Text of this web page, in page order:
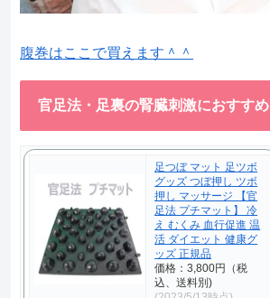
腹巻はここで買えます＾＾
官足法・足裏の腎臓刺激におすすめ
足つぼ マット 足ツボ
グッズ つぼ押し ツボ
押し マッサージ 【官
足法 プチマット】 冷
え むくみ 血行促進 温
活 ダイエット 健康グ
ッズ 正規品
価格：3,800円（税
込、送料別)